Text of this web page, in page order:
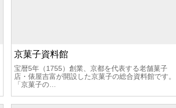
京菓子資料館
宝暦5年（1755）創業、京都を代表する老舗菓子
店・俵屋吉富が開設した京菓子の総合資料館です。
「京菓子の…